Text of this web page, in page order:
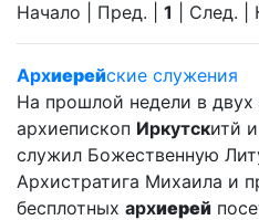
Начало | Пред. | 1 | След. |
Архиерейские служения
На прошлой недели в двух
архиепископ Иркутскитй
служил Божественную
Архистратига Михаила и
бесплотных архиерей